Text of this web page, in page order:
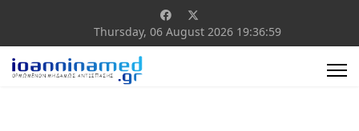
Thursday, 06 August 2026 19:36:59